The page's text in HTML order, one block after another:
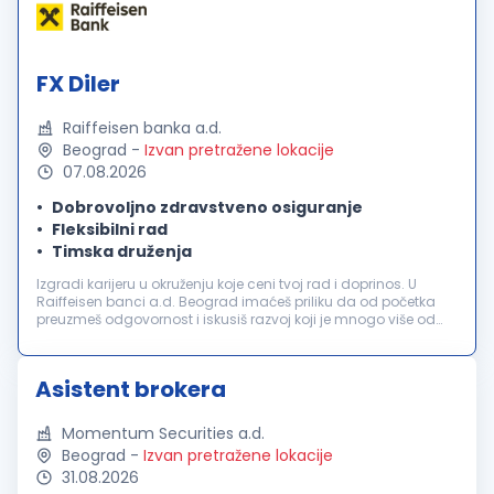
FX Diler
Raiffeisen banka a.d.
Beograd - Izvan pretražene lokacije
07.08.2026
Dobrovoljno zdravstveno osiguranje
Fleksibilni rad
Timska druženja
Izgradi karijeru u okruženju koje ceni tvoj rad i doprinos. U
Raiffeisen banci a.d. Beograd imaćeš priliku da od početka
preuzmeš odgovornost i iskusiš razvoj koji je mnogo više od
zadržim...
Asistent brokera
Momentum Securities a.d.
Beograd - Izvan pretražene lokacije
31.08.2026